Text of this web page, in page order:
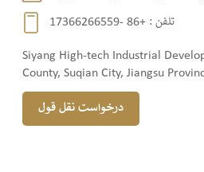
تلفن : +86 -17366266559
Siyang High-tech Industrial
County, Suqian City, Jiangsu
درخواست نقل قول